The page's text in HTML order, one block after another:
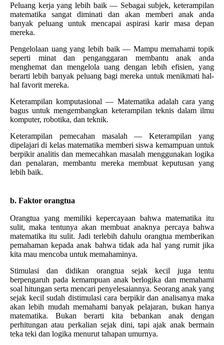
Peluang kerja yang lebih baik — Sebagai subjek, keterampilan
matematika sangat diminati dan akan memberi anak anda
banyak peluang untuk mencapai aspirasi karir masa depan
mereka.
Pengelolaan uang yang lebih baik — Mampu memahami topik
seperti minat dan penganggaran membantu anak anda
menghemat dan mengelola uang dengan lebih efisien, yang
berarti lebih banyak peluang bagi mereka untuk menikmati hal-
hal favorit mereka.
Keterampilan komputasional — Matematika adalah cara yang
bagus untuk mengembangkan keterampilan teknis dalam ilmu
komputer, robotika, dan teknik.
Keterampilan pemecahan masalah — Keterampilan yang
dipelajari di kelas matematika memberi siswa kemampuan untuk
berpikir analitis dan memecahkan masalah menggunakan logika
dan penalaran, membantu mereka membuat keputusan yang
lebih baik.
b. Faktor orangtua
Orangtua yang memiliki kepercayaan bahwa matematika itu
sulit, maka tentunya akan membuat anaknya percaya bahwa
matematika itu sulit. Jadi terlebih dahulu orangtua memberikan
pemahaman kepada anak bahwa tidak ada hal yang rumit jika
kita mau mencoba untuk memahaminya.
Stimulasi dan didikan orangtua sejak kecil juga tentu
berpengaruh pada kemampuan anak berlogika dan memahami
soal hitungan serta mencari penyelesaiannya. Seorang anak yang
sejak kecil sudah distimulasi cara berpikir dan analisanya maka
akan lebih mudah memahami banyak pelajaran, bukan hanya
matematika. Bukan berarti kita bebankan anak dengan
perhitungan atau perkalian sejak dini, tapi ajak anak bermain
teka teki dan logika menurut tahapan umurnya.